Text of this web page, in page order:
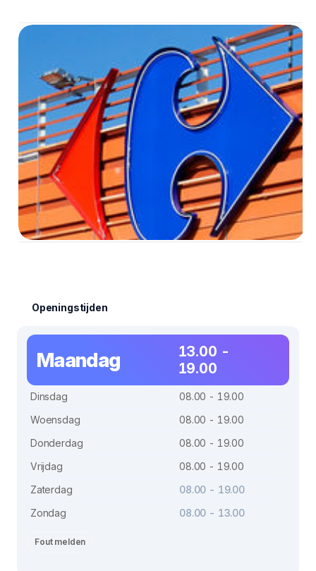
Openingstijden
Maandag
13.00 -
19.00
Dinsdag
08.00 - 19.00
Woensdag
08.00 - 19.00
Donderdag
08.00 - 19.00
Vrijdag
08.00 - 19.00
Zaterdag
08.00 - 19.00
Zondag
08.00 - 13.00
Fout melden